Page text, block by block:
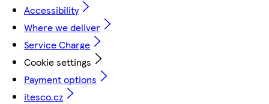
Accessibility
Where we deliver
Service Charge
Cookie settings
Payment options
itesco.cz